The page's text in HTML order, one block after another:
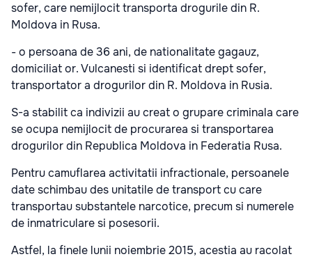
sofer, care nemijlocit transporta drogurile din R.
Moldova in Rusa.
- o persoana de 36 ani, de nationalitate gagauz,
domiciliat or. Vulcanesti si identificat drept sofer,
transportator a drogurilor din R. Moldova in Rusia.
S-a stabilit ca indivizii au creat o grupare criminala care
se ocupa nemijlocit de procurarea si transportarea
drogurilor din Republica Moldova in Federatia Rusa.
Pentru camuflarea activitatii infractionale, persoanele
date schimbau des unitatile de transport cu care
transportau substantele narcotice, precum si numerele
de inmatriculare si posesorii.
Astfel, la finele lunii noiembrie 2015, acestia au racolat